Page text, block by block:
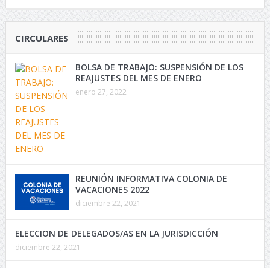
CIRCULARES
BOLSA DE TRABAJO: SUSPENSIÓN DE LOS
REAJUSTES DEL MES DE ENERO
enero 27, 2022
REUNIÓN INFORMATIVA COLONIA DE
VACACIONES 2022
diciembre 22, 2021
ELECCION DE DELEGADOS/AS EN LA JURISDICCIÓN
diciembre 22, 2021